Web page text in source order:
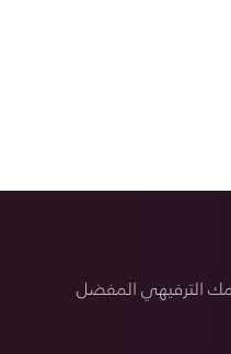
الترفيهي المفضل